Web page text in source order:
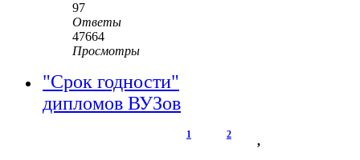
97
Ответы
47664
Просмотры
"Срок годности"
дипломов ВУЗов
1 ,
2